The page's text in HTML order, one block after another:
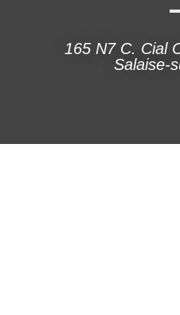
165 N7 C. Cial
Salaise-